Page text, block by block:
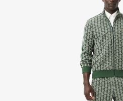
МЫ LACOSTE